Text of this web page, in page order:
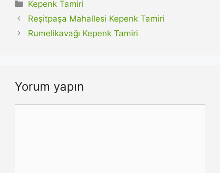
Kategoriler
Kepenk Tamiri
Reşitpaşa Mahallesi Kepenk Tamiri
Rumelikavağı Kepenk Tamiri
Yorum yapın